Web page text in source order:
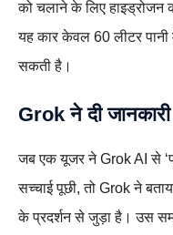
को चलाने के लिए हाइड्रोजन
यह कार केवल 60 लीटर
सकती है।
Grok ने दी जानकारी
जब एक यूजर ने Grok AI से
सच्चाई पूछी, तो Grok ने
के प्रदर्शन से जुड़ा है। उस